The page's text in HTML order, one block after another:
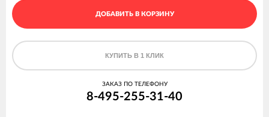
ДОБАВИТЬ В КОРЗИНУ
КУПИТЬ В 1 КЛИК
ЗАКАЗ ПО ТЕЛЕФОНУ
8-495-255-31-40